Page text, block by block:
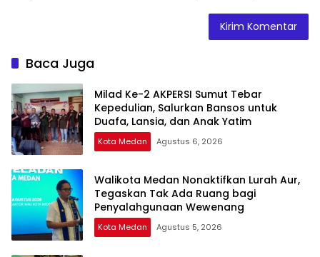
Baca Juga
Milad Ke-2 AKPERSI Sumut Tebar
Kepedulian, Salurkan Bansos untuk
Duafa, Lansia, dan Anak Yatim
Kota Medan Agustus 6, 2026
Walikota Medan Nonaktifkan Lurah Aur,
Tegaskan Tak Ada Ruang bagi
Penyalahgunaan Wewenang
Kota Medan Agustus 5, 2026